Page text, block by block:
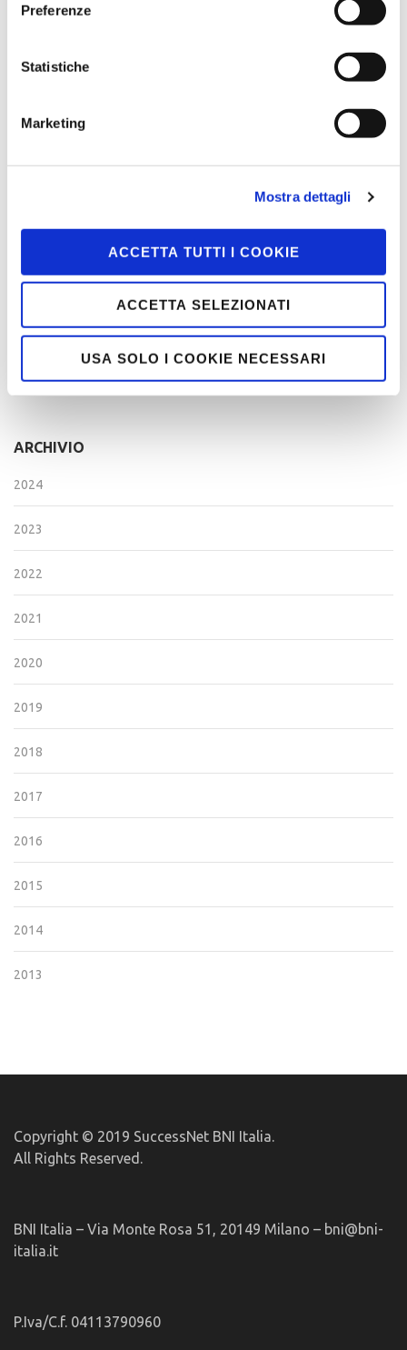
Preferenze
Statistiche
Marketing
Mostra dettagli
ACCETTA TUTTI I COOKIE
ACCETTA SELEZIONATI
USA SOLO I COOKIE NECESSARI
DAL MONDO BNI
GET CONNECTED STAY CONNECTED
L'ANGOLO DEL NATIONAL DIRECTOR
ARCHIVIO
2024
2023
2022
2021
2020
2019
2018
2017
2016
2015
2014
2013
Copyright © 2019 SuccessNet BNI Italia.
All Rights Reserved.
BNI Italia – Via Monte Rosa 51, 20149 Milano – bni@bni-
italia.it
P.Iva/C.f. 04113790960